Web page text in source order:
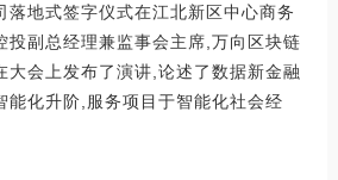
落地式签字仪式在江北新区中心商务
投副总经理兼监事会主席,万向区块链
大会上发布了演讲,论述了数据新金融
能化升阶,服务项目于智能化社会经